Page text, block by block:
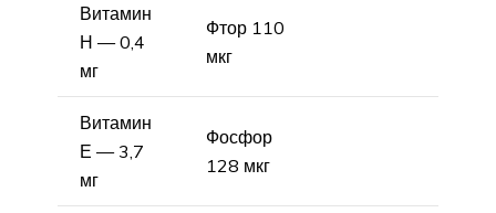
Витамин
Н — 0,4
мг
Фтор 110
мкг
Витамин
Е — 3,7
мг
Фосфор
128 мкг